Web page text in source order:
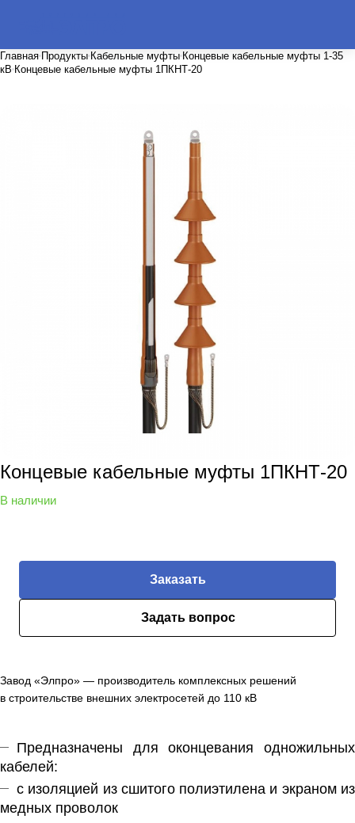
Главная Продукты Кабельные муфты Концевые кабельные муфты 1-35
кВ Концевые кабельные муфты 1ПКНТ-20
Концевые кабельные муфты 1ПКНТ-20
В наличии
Заказать
Задать вопрос
Завод «Элпро» — производитель комплексных решений
в строительстве внешних электросетей до 110 кВ
Предназначены для оконцевания одножильных
кабелей:
с изоляцией из сшитого полиэтилена и экраном из
медных проволок